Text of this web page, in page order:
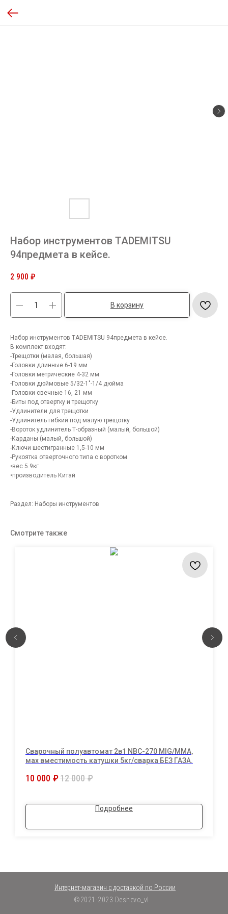
Набор инструментов TADEMITSU
94предмета в кейсе.
2 900 ₽
В корзину
Набор инструментов TADEMITSU 94предмета в кейсе.
В комплект входят:
-Трещотки (малая, большая)
-Головки длинные 6-19 мм
-Головки метрические 4-32 мм
-Головки дюймовые 5/32-1"-1/4 дюйма
-Головки свечные 16, 21 мм
-Биты под отвертку и трещотку
-Удлинители для трещотки
-Удлинитель гибкий под малую трещотку
-Вороток удлинитель Т-образный (малый, большой)
-Карданы (малый, большой)
-Ключи шестигранные 1,5-10 мм
-Рукоятка отверточного типа с воротком
•вес 5.9кг
•производитель Китай
Раздел: Наборы инструментов
Смотрите также
Сварочный полуавтомат 2в1 NBC-270 MIG/MMA,
мах вместимость катушки 5кг/сварка БЕЗ ГАЗА.
10 000 ₽12 000 ₽
Подробнее
©2021-2023 Deshevo_vl
Интернет-магазин с доставкой по России